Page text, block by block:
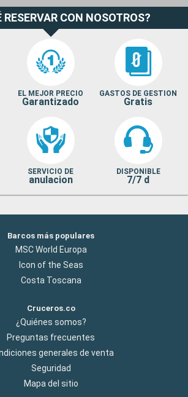
RESERVAR CON NOSOTROS?
EL MEJOR PRECIO
Garantizado
GASTOS DE GESTION
Gratis
SERVICIO DE
anulacion
DISPONIBLE
7/7 d
Barcos más populares
MSC World Europa
Icon of the Seas
Costa Toscana
Cruceros.co
¿Quiénes somos?
Preguntas frecuentes
generales de venta
Seguridad
Mapa del sitio